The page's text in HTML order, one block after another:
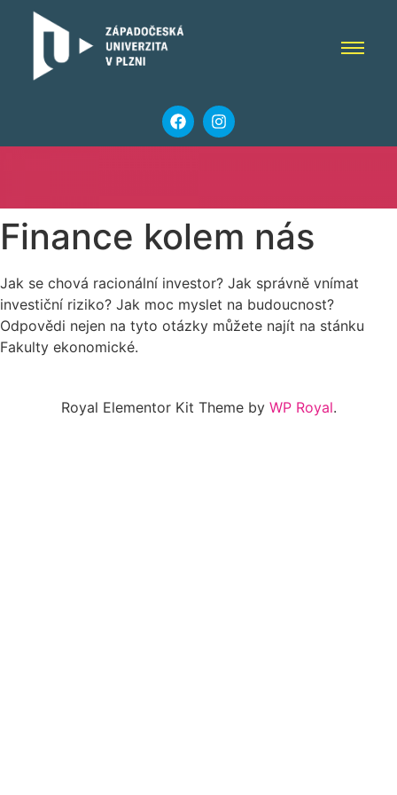
Finance kolem nás
Jak se chová racionální investor? Jak správně vnímat
investiční riziko? Jak moc myslet na budoucnost?
Odpovědi nejen na tyto otázky můžete najít na stánku
Fakulty ekonomické.
Royal Elementor Kit Theme by WP Royal.